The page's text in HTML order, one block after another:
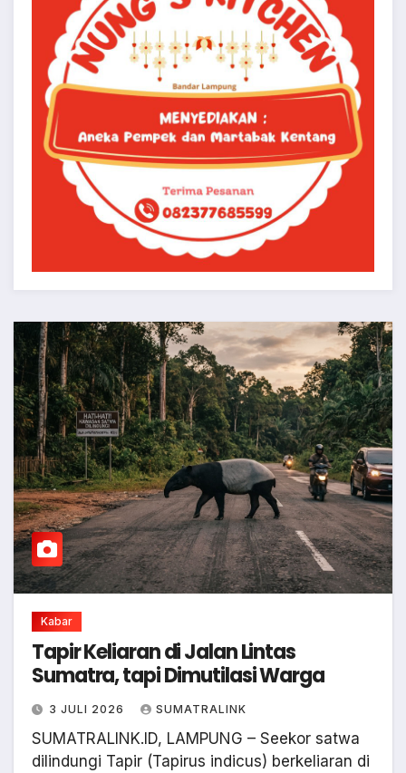
Kabar
Tapir Keliaran di Jalan Lintas
Sumatra, tapi Dimutilasi Warga
3 JULI 2026 SUMATRALINK
SUMATRALINK.ID, LAMPUNG – Seekor satwa
dilindungi Tapir (Tapirus indicus) berkeliaran di